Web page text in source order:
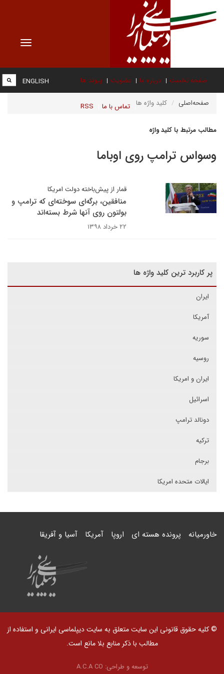
Toggle
صفحه نخست درباره ما عضویت پیوند ها
تماس با ما RSS
ENGLISH
صفحه‌اصلی کلید واژه ها
مطالب مرتبط با کلید واژه
وسواس ترامپ روی اوباما
قمار از پیش‌باخته دولت امریکا
منافقین، برگه‌ای سوخته‌ای که ترامپ و
بولتون روی آنها شرط بسته‌اند
۲۲ خرداد ۱۳۹۸
پر کاربرد ترین کلید واژه ها
ایران
آمریکا
سوریه
روسیه
ایران و امریکا
اسرائیل
دونالد ترامپ
ترکیه
برجام
ایالات متحده امریکا
خاورمیانه پرونده هسته ای اروپا آمریکا آسیا و آفریقا
© کلیه حقوق قانونی این سایت متعلق به سایت دیپلماسی ایرانی و استفاده از
مطالب با ذکر منابع بلا مانع است.
توسعه و طراحی: A.C.A CO